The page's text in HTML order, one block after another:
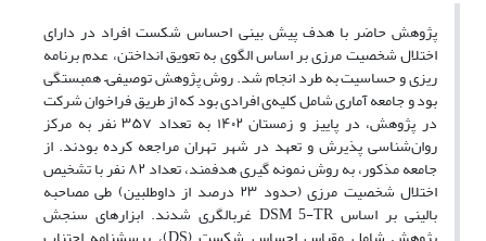
پژوهش حاضر با هدف پیش بینی احساس شکست افراد در دارای
اختلال شخصیت مرزی بر اساس الگوی به تعویق انداختن، عدم برنامه
ریزی و حساسیت به طرد انجام شد. روش پژوهش توصیفی– همبستگی
بود و جامعه آماری شامل کلیه‌ی افرادی بود که از طریق فراخوان شرکت
در پژوهش، در پاییز و زمستان ۱۴۰۲ به تعداد ۳۵۷ نفر به مرکز
روان‌شناسی پذیرش و تعهد در شهر تهران مراجعه کرده بودند. از
جامعه مذکور، به روش نمونه گیری هدفمند، تعداد ۸۲ نفر با تشخیص
اختلال شخصیت مرزی (حدود ۲۳ درصد از داوطلبین) طی مصاحبه
بالینی بر اساس DSM 5-TR غربالگری شدند. ابزارهای سنجش